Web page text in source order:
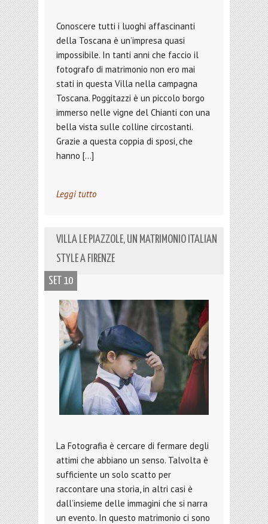
Conoscere tutti i luoghi affascinanti
della Toscana è un’impresa quasi
impossibile. In tanti anni che faccio il
fotografo di matrimonio non ero mai
stati in questa Villa nella campagna
Toscana. Poggitazzi è un piccolo borgo
immerso nelle vigne del Chianti con una
bella vista sulle colline circostanti.
Grazie a questa coppia di sposi, che
hanno […]
Leggi tutto
VILLA LE PIAZZOLE, UN MATRIMONIO ITALIAN
STYLE A FIRENZE
SET 10
La Fotografia è cercare di fermare degli
attimi che abbiano un senso. Talvolta è
sufficiente un solo scatto per
raccontare una storia, in altri casi è
dall’insieme delle immagini che si narra
un evento. In questo matrimonio ci sono